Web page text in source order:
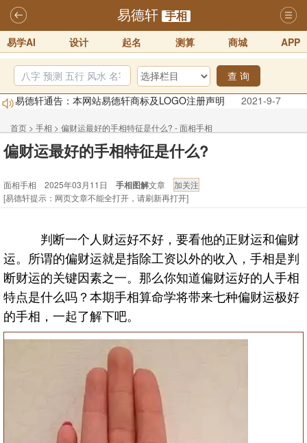
易德轩 手相
易学AI 设计 起名 测算 商城 APP
查 询
易德轩通告：本网站易德轩商标及LOGO注册声明
2021-9-7
易德轩易学ai，ai批八字紫微命理相学，ai智能体客服系统开通，欢迎
体验！！
2025-07-01
易德轩网重构及升能完成，欢迎大家来体验新程序及感觉！！
2026年化太岁锦囊属马、鼠、牛、龙、兔、狗、鸡生肖化太岁开始预
2026丙午年铁笔居士精批年运说明
2025-10-12
易德轩首席风水大师铁笔居士简介！！
2021-9-2
首页 > 手相 > 偏财运最好的手相特征是什么? - 面相手相
偏财运最好的手相特征是什么?
面相手相 2025年03月11日 手相图解文章
[易德轩提示：网页文章不能全打开，请刷新再打开]
判断一个人财运好不好，要看他的正财运和偏财
运。所谓的偏财运就是指除工资以外的收入，手相是判
断财运的关键因素之一。那么你知道偏财运好的人手相
特点是什么吗？本期手相算命学将带来七种偏财运极好
的手相，一起了解下吧。